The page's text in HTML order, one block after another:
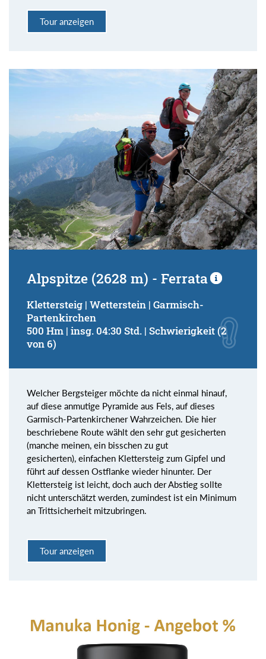
Tour anzeigen
Alpspitze (2628 m) - Ferrata
Klettersteig | Wetterstein | Garmisch-
Partenkirchen
500 Hm | insg. 04:30 Std. | Schwierigkeit (2
von 6)
Welcher Bergsteiger möchte da nicht einmal hinauf,
auf diese anmutige Pyramide aus Fels, auf dieses
Garmisch-Partenkirchener Wahrzeichen. Die hier
beschriebene Route wählt den sehr gut gesicherten
(manche meinen, ein bisschen zu gut
gesicherten), einfachen Klettersteig zum Gipfel und
führt auf dessen Ostflanke wieder hinunter. Der
Klettersteig ist leicht, doch auch der Abstieg sollte
nicht unterschätzt werden, zumindest ist ein Minimum
an Trittsicherheit mitzubringen.
Tour anzeigen